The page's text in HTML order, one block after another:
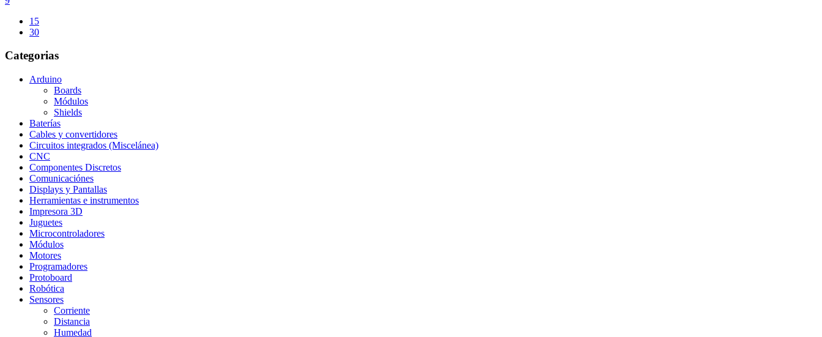
15
30
Categorias
Arduino
Boards
Módulos
Shields
Baterías
Cables y convertidores
Circuitos integrados (Miscelánea)
CNC
Componentes Discretos
Comunicaciónes
Displays y Pantallas
Herramientas e instrumentos
Impresora 3D
Juguetes
Microcontroladores
Módulos
Motores
Programadores
Protoboard
Robótica
Sensores
Corriente
Distancia
Humedad